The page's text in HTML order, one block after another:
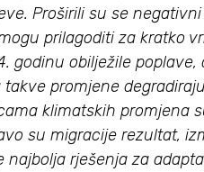
Proširili su se
prilagoditi za kratko
godinu obilježile
promjene
klimatskih promjena
su migracije rezultat,
rješenja za